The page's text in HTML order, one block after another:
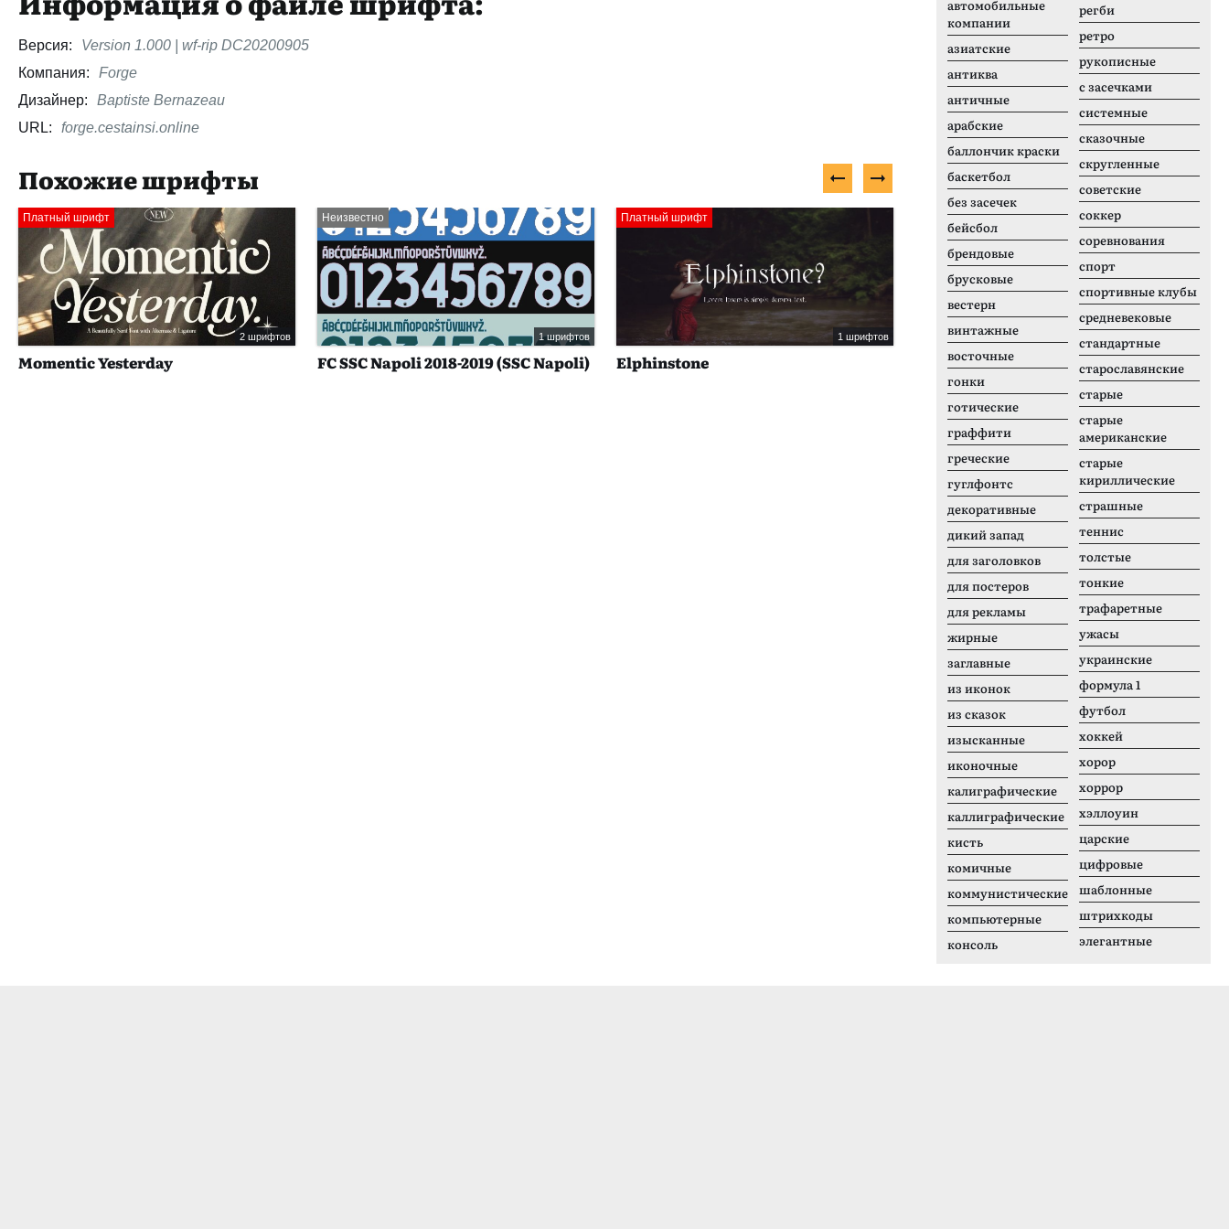
Версия:
Version 1.000 | wf-rip DC20200905
Компания:
Forge
Дизайнер:
Baptiste Bernazeau
URL:
forge.cestainsi.online
Похожие шрифты
Платный шрифт
2 шрифтов
Momentic Yesterday
Неизвестно
1 шрифтов
FC SSC Napoli 2018-2019 (SSC Napoli)
Платный шрифт
1 шрифтов
Elphinstone
Платный шрифт
XXL Sans Office
автомобильные
компании
азиатские
антиква
античные
арабские
баллончик краски
баскетбол
без засечек
бейсбол
брендовые
брусковые
вестерн
винтажные
восточные
гонки
готические
граффити
греческие
гуглфонтс
декоративные
дикий запад
для заголовков
для постеров
для рекламы
жирные
заглавные
из иконок
из сказок
изысканные
иконочные
калиграфические
каллиграфические
кисть
комичные
коммунистические
компьютерные
консоль
регби
ретро
рукописные
с засечками
системные
сказочные
скругленные
советские
соккер
соревнования
спорт
спортивные клубы
средневековые
стандартные
старославянские
старые
старые
американские
старые
кириллические
страшные
теннис
толстые
тонкие
трафаретные
ужасы
украинские
формула 1
футбол
хоккей
хорор
хоррор
хэллоуин
царские
цифровые
шаблонные
штрихкоды
элегантные